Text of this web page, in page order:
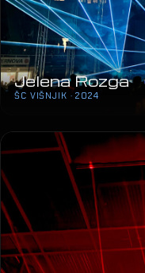
Jelena Rozga
ŠC VIŠNJIK · 2024